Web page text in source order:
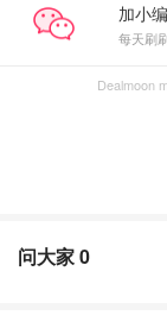
加小
每天刷
Dealmoon
问大家0